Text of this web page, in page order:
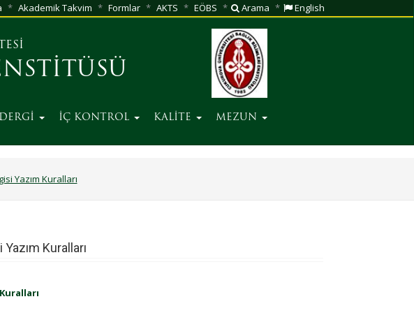
Akademik Takvim Formlar AKTS EÖBS Arama English
İÇ KONTROL KALİTE MEZUN
Yazım Kuralları
Kuralları